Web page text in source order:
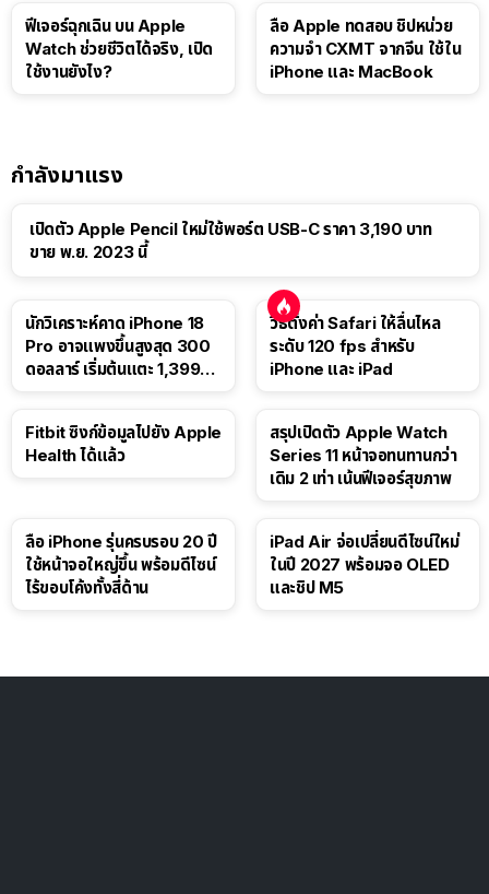
ฟีเจอร์ฉุกเฉิน บน Apple
Watch ช่วยชีวิตได้จริง, เปิด
ใช้งานยังไง?
ลือ Apple ทดสอบ ชิปหน่วย
ความจำ CXMT จากจีน ใช้ใน
iPhone และ MacBook
กำลังมาแรง
เปิดตัว Apple Pencil ใหม่ใช้พอร์ต USB-C ราคา 3,190 บาท
ขาย พ.ย. 2023 นี้
นักวิเคราะห์คาด iPhone 18
Pro อาจแพงขึ้นสูงสุด 300
ดอลลาร์ เริ่มต้นแตะ 1,399
วิธีตั้งค่า Safari ให้ลื่นไหล
ระดับ 120 fps สำหรับ
iPhone และ iPad
Fitbit ซิงก์ข้อมูลไปยัง Apple
Health ได้แล้ว
สรุปเปิดตัว Apple Watch
Series 11 หน้าจอทนทานกว่า
เดิม 2 เท่า เน้นฟีเจอร์สุขภาพ
ลือ iPhone รุ่นครบรอบ 20 ปี
ใช้หน้าจอใหญ่ขึ้น พร้อมดีไซน์
ไร้ขอบโค้งทั้งสี่ด้าน
iPad Air จ่อเปลี่ยนดีไซน์ใหม่
ในปี 2027 พร้อมจอ OLED
และชิป M5